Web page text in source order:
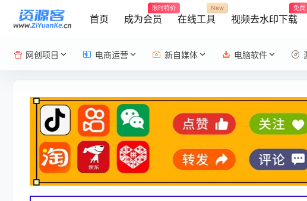
首页 成为会员
限时特价
在线工具
New
视频去水印下载
免费
网创项目 电商运营 新自媒体 电脑软件